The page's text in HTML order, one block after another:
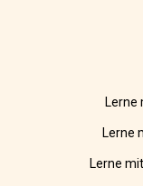
Lerne
Lerne
Lerne